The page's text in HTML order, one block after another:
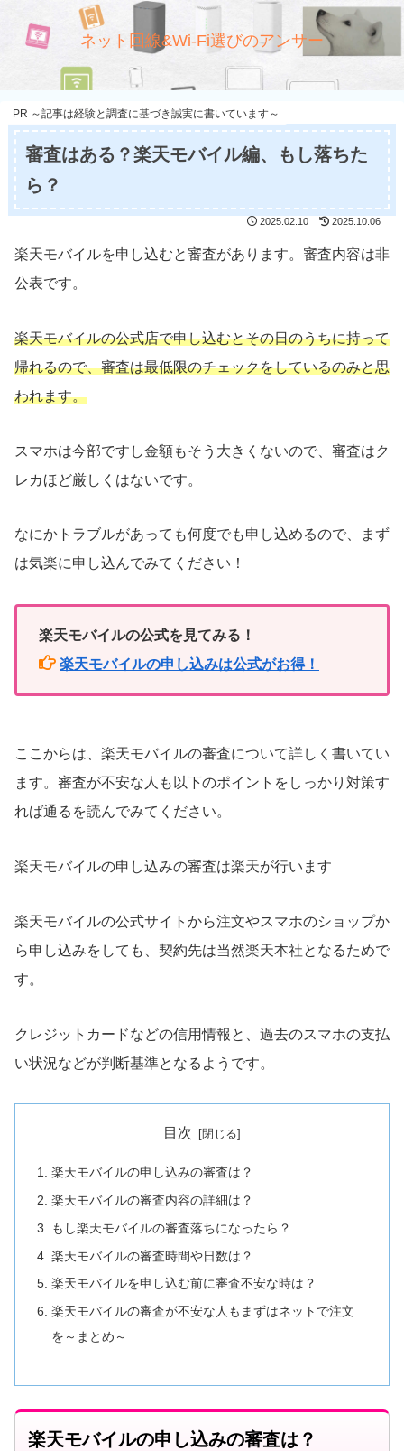
ネット回線&Wi-Fi選びのアンサー
PR ～記事は経験と調査に基づき誠実に書いています～
審査はある？楽天モバイル編、もし落ちた
ら？
2025.02.10 2025.10.06
楽天モバイルを申し込むと審査があります。審査内容は非
公表です。
楽天モバイルの公式店で申し込むとその日のうちに持って
帰れるので、審査は最低限のチェックをしているのみと思
われます。
スマホは今部ですし金額もそう大きくないので、審査はク
レカほど厳しくはないです。
なにかトラブルがあっても何度でも申し込めるので、まず
は気楽に申し込んでみてください！
楽天モバイルの公式を見てみる！
楽天モバイルの申し込みは公式がお得！
ここからは、楽天モバイルの審査について詳しく書いてい
ます。審査が不安な人も以下のポイントをしっかり対策す
れば通るを読んでみてください。
楽天モバイルの申し込みの審査は楽天が行います
楽天モバイルの公式サイトから注文やスマホのショップか
ら申し込みをしても、契約先は当然楽天本社となるためで
す。
クレジットカードなどの信用情報と、過去のスマホの支払
い状況などが判断基準となるようです。
目次
楽天モバイルの申し込みの審査は？
楽天モバイルの審査内容の詳細は？
もし楽天モバイルの審査落ちになったら？
楽天モバイルの審査時間や日数は？
楽天モバイルを申し込む前に審査不安な時は？
楽天モバイルの審査が不安な人もまずはネットで注文
を～まとめ～
楽天モバイルの申し込みの審査は？